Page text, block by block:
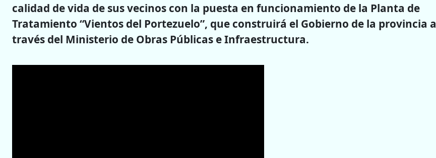
calidad de vida de sus vecinos con la puesta en funcionamiento de la Planta de
Tratamiento “Vientos del Portezuelo”, que construirá el Gobierno de la provincia a
través del Ministerio de Obras Públicas e Infraestructura.